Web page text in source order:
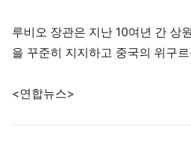
루비오 장관은 지난 10여년 간 상
을 꾸준히 지지하고 중국의 위구
<연합뉴스>